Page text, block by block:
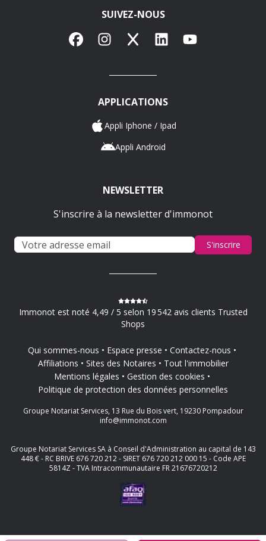
SUIVEZ-NOUS
FacebookInstagram
X LinkedInYouTube
APPLICATIONS
Appli Iphone / Ipad
Appli Android
NEWSLETTER
S'inscrire à la newsletter d'immonot
S'inscrire
Immonot est noté 4,49 / 5 selon 19 542 avis clients Trusted
Shops
Qui sommes-nous Espace presse
Contactez-nous
Affiliations
Sites des Notaires
Tout l'immobilier
Mentions légales
Gestion des cookies
Politique de protection des données personnelles
Groupe Notariat Services, 13 Rue du Bois vert, 19230 Pompadour
info@immonot.com
Groupe Notariat Services SA à Conseil d'Administration au capital de 143
448 € - RC BRIVE 676 720 212 - SIRET 676 720 212 000 15 - Code APE
5814Z - TVA Intracommunautaire FR 21676720212